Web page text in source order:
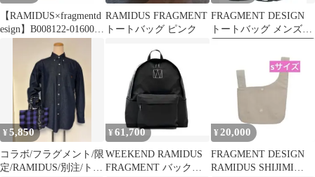
【RAMIDUS×fragmentd
esign】B008122-01600
RAMIDUS NECK
STRAP RED
RAMIDUS FRAGMENT
トートバッグ ピンク
FRAGMENT DESIGN
トートバッグ メンズ
【古着】【中古】【送
¥5,850
コラボ/フラグメント/限
定/RAMIDUS/別注/トー
¥ 61,700
WEEKEND RAMIDUS
FRAGMENT バックパ
¥ 20,000
FRAGMENT DESIGN
RAMIDUS SHIJIMI